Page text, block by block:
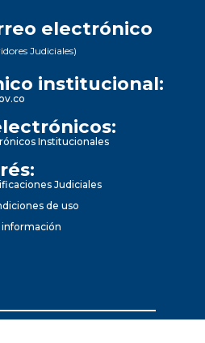
electrónico
Judiciales)
institucional:
Institucionales
Judiciales
de uso
información